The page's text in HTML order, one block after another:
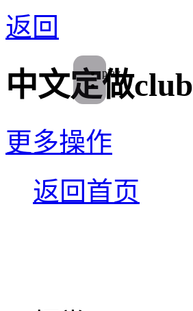
返回
中文定做club
更多操作
返回首页
play